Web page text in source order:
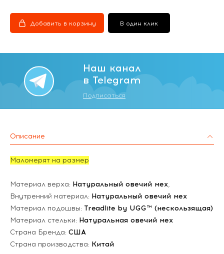
Добавить в корзину В один клик
Наш канал
в Telegram
Подписаться
Описание
Маломерят на размер
Материал верха: Натуральный овечий мех,
Внутренний материал: Натуральный овечий мех
Материал подошвы: Treadlite by UGG™ (нескользящая)
Материал стельки: Натуральная овечий мех
Страна Бренда: США
Страна производства: Китай